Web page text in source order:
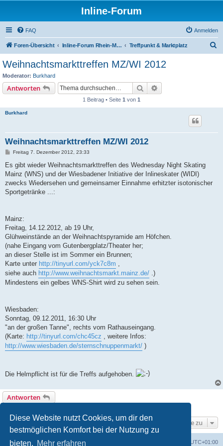
Diese Website nutzt Cookies, um dir den
bestmöglichen Komfort bei der Nutzung zu
bieten. Mehr erfahren
Inline-Forum
FAQ Anmelden
Foren-Übersicht Inline-Forum Rhein-Main-Neckar Treffpunkt & Marktplatz
Weihnachtsmarkttreffen MZ/WI 2012
Moderator: Burkhard
Antworten Suche
1 Beitrag • Seite 1 von 1
Burkhard
Weihnachtsmarkttreffen MZ/WI 2012
B
i
r
a
Freitag 7. Dezember 2012, 23:33
Es gibt wieder Weihnachtsmarkttreffen des Wednesday Night Skating
Mainz (WNS) und der Wiesbadener Initiative der Inlineskater (WIDI)
zwecks Wiedersehen und gemeinsamer Einnahme erhitzter isotonischer
Sportgetränke ...:
Mainz:
Freitag, 14.12.2012, ab 19 Uhr,
Glühweinstände an der Weihnachtspyramide am Höfchen.
(nahe Eingang vom Gutenbergplatz/Theater her;
an dieser Stelle ist im Sommer ein Brunnen;
Karte unter http://tinyurl.com/yck7c8m
siehe auch http://www.weihnachtsmarkt.mainz.de/ .)
Mindestens ein gelbes WNS-Shirt wird zu sehen sein.
Wiesbaden:
Sonntag, 09.12.2011, 16:30 Uhr
"an der großen Tanne", rechts vom Rathauseingang.
(Karte: http://tinyurl.com/chc45cz , weitere Infos:
http://www.wiesbaden.de/sternschnuppenmarkt/ )
Die Helmpflicht ist für die Treffs aufgehoben.
Antworten
Gehe zu
Foren-Übersicht UTC+01:00